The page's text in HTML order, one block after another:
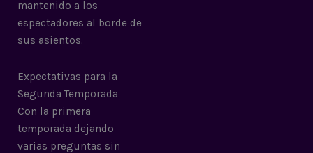
mantenido a los
espectadores al borde de
sus asientos.
Expectativas para la
Segunda Temporada
Con la primera
temporada dejando
varias preguntas sin